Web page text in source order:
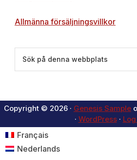
Allmänna försäljningsvillkor
Copyright © 2026 · Genesis Sample
· WordPress·
Français
Nederlands